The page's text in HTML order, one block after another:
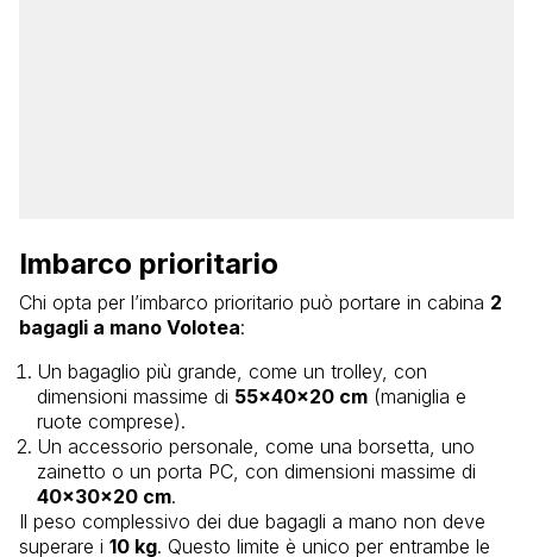
Imbarco prioritario
Chi opta per l’imbarco prioritario può portare in cabina 2
bagagli a mano Volotea:
Un bagaglio più grande, come un trolley, con
dimensioni massime di 55x40x20 cm (maniglia e
ruote comprese).
Un accessorio personale, come una borsetta, uno
zainetto o un porta PC, con dimensioni massime di
40x30x20 cm.
Il peso complessivo dei due bagagli a mano non deve
superare i 10 kg. Questo limite è unico per entrambe le